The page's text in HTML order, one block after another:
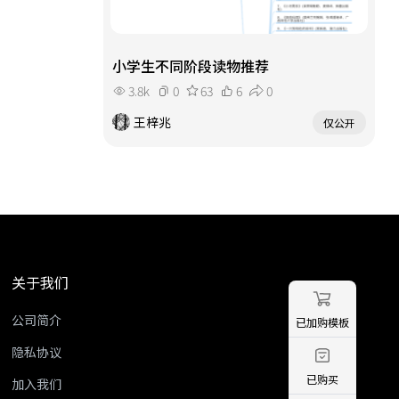
小学生不同阶段读物推荐
3.8k 0 63 6
0
王梓兆
仅公开
已加购模板
已购买
关于我们
公司简介
隐私协议
加入我们